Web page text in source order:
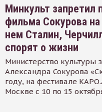
Минкульт запретил
фильма Сокурова
нем Сталин,
спорят о жизни
Министерство культуры
Александра Сокурова
году, на фестивале
Москве с 10 по 15